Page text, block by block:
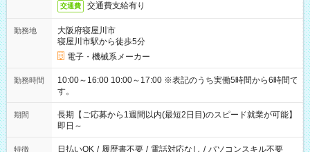
交通費 交通費支給有り
勤務地
大阪府寝屋川市
寝屋川市駅から徒歩5分
電子・機械系メーカー
勤務時間
10:00～16:00 10:00～17:00 ※表記のうち実働5時間から6時間で
す。
期間
長期【ご応募から1週間以内(最短2日目)のスピード就業が可能】
即日～
特徴 日払いOK / 履歴書不要 / 電話対応なし / パソコンスキル不要